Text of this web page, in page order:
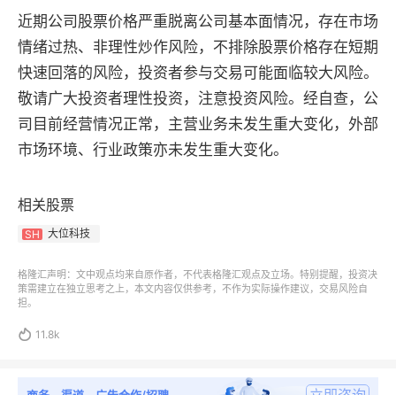
近期公司股票价格严重脱离公司基本面情况，存在市场
情绪过热、非理性炒作风险，不排除股票价格存在短期
快速回落的风险，投资者参与交易可能面临较大风险。
敬请广大投资者理性投资，注意投资风险。经自查，公
司目前经营情况正常，主营业务未发生重大变化，外部
市场环境、行业政策亦未发生重大变化。
相关股票
SH 大位科技
格隆汇声明：文中观点均来自原作者，不代表格隆汇观点及立场。特别提醒，投资决
策需建立在独立思考之上，本文内容仅供参考，不作为实际操作建议，交易风险自
担。
 11.8k